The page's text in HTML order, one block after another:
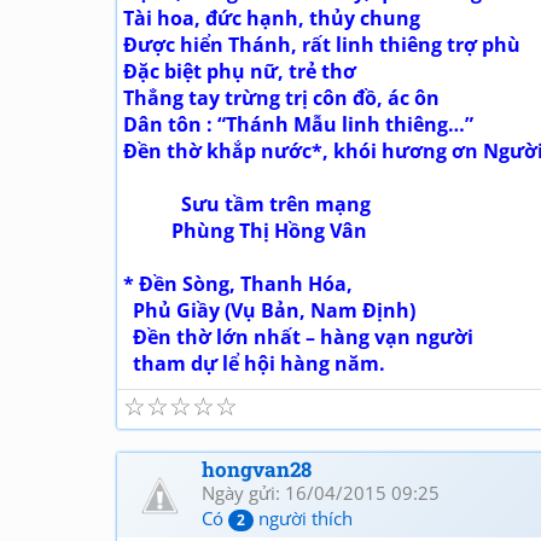
Tài hoa, đức hạnh, thủy chung
Được hiển Thánh, rất linh thiêng trợ phù
Đặc biệt phụ nữ, trẻ thơ
Thẳng tay trừng trị côn đồ, ác ôn
Dân tôn : “Thánh Mẫu linh thiêng…”
Đền thờ khắp nước*, khói hương ơn
Sưu tầm trên mạng
Phùng Thị Hồng Vân
* Đền Sòng, Thanh Hóa,
Phủ Giầy (Vụ Bản, Nam Định)
Đền thờ lớn nhất – hàng vạn người
tham dự lể hội hàng năm.
☆
☆
☆
☆
☆
hongvan28
Ngày gửi: 16/04/2015 09:25
Có
2 người thích